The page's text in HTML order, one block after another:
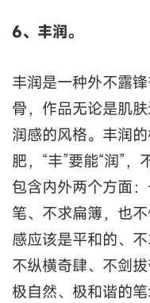
6、丰润。
丰润是一种外不露
骨，作品无论是肌
润感的风格。丰润
肥，“丰”要能“润”
包含内外两个方面
笔、不求扁簿，也
感应该是平和的、
不纵横奇肆、不剑
极自然、极和谐的